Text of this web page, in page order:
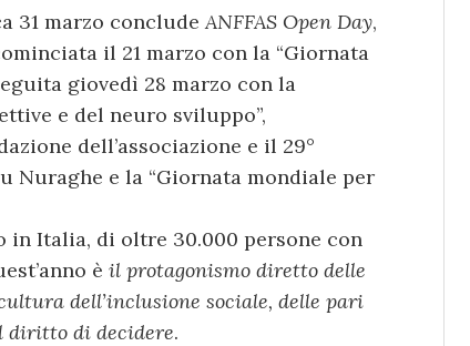
31 marzo conclude ANFFAS Open Day,
il 21 marzo con la “Giornata
giovedì 28 marzo con la
e del neuro sviluppo”,
dell’associazione e il 29°
Nuraghe e la “Giornata mondiale per
in Italia, di oltre 30.000 persone con
è il protagonismo diretto delle
dell’inclusione sociale, delle pari
diritto di decidere.